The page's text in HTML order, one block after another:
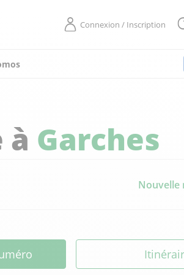
Connexion / Inscription
à Garches
Nouvelle